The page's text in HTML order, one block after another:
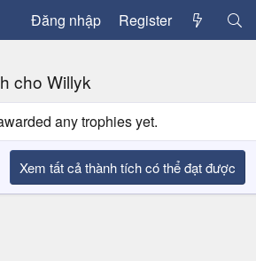
Đăng nhập Register
cho Willyk
any trophies yet.
Xem tất cả thành tích có thể đạt được